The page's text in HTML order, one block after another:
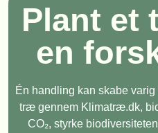
Plant et
en
Én handling kan skabe
træ gennem Klimatræ.dk,
CO₂, styrke